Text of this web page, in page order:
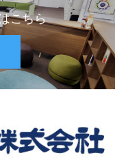
こちら